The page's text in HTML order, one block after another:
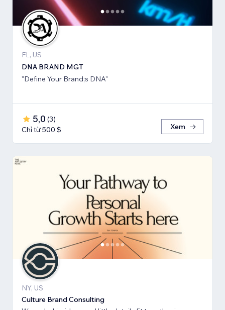
FL, US
DNA BRAND MGT
"Define Your Brand;s DNA"
5,0 (3)
Chỉ từ 500 $
Xem
NY, US
Culture Brand Consulting